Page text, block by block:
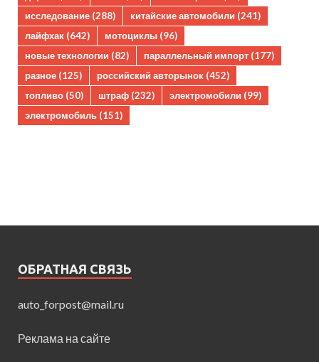
исследование (288) китайские автомобили (241)
лайфхак (642) мотоциклы (96)
новые технологии (82) параллельный импорт (177)
разное (125) российский авторынок (452)
топливо (50) штраф (232) электромобили (99)
электромобиль (151)
ОБРАТНАЯ СВЯЗЬ
auto_forpost@mail.ru
Реклама на сайте